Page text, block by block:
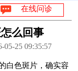
在线问诊
么回事
05-25 09:35:57
白色斑片，确实容